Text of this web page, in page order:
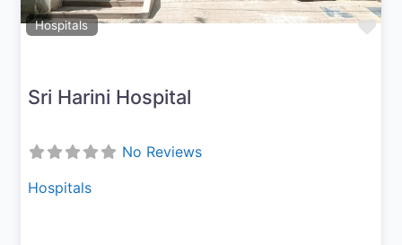
Hospitals
Sri Harini Hospital
No Reviews
Hospitals